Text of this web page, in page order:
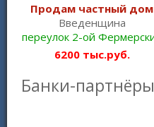
Продам частный дом
Введенщина
переулок 2-ой
6200 тыс.руб.
Банки-партнёры